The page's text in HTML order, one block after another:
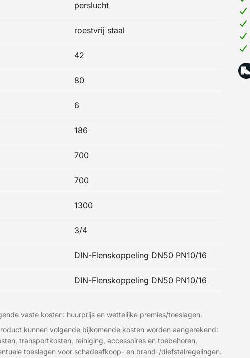
perslucht
roestvrij staal
42
80
6
186
700
700
1300
3/4
DIN-Flenskoppeling DN50 PN10/16
DIN-Flenskoppeling DN50 PN10/16
vaste kosten: huurprijs en wettelijke premies/toeslagen.
kunnen volgende bijkomende kosten worden aangerekend:
transportkosten, reiniging, accessoires en toebehoren,
toeslagen voor schadeafkoop- en brand-/diefstalregelingen.